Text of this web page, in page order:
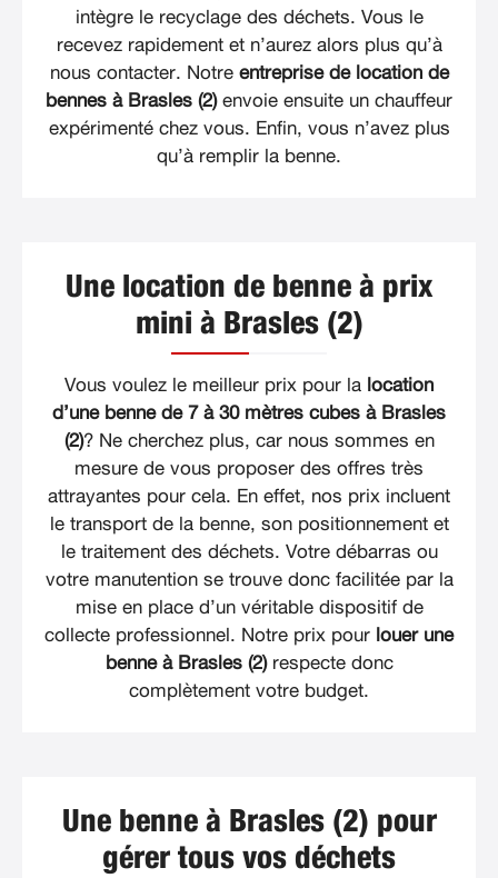
intègre le recyclage des déchets. Vous le
recevez rapidement et n’aurez alors plus qu’à
nous contacter. Notre entreprise de location de
bennes à Brasles (2)envoie ensuite un chauffeur
expérimenté chez vous. Enfin, vous n’avez plus
qu’à remplir la benne.
Une location de benne à prix
mini à Brasles (2)
Vous voulez le meilleur prix pour la location
d’une benne de 7 à 30 mètres cubes à Brasles
(2)? Ne cherchez plus, car nous sommes en
mesure de vous proposer des offres très
attrayantes pour cela. En effet, nos prix incluent
le transport de la benne, son positionnement et
le traitement des déchets. Votre débarras ou
votre manutention se trouve donc facilitée par la
mise en place d’un véritable dispositif de
collecte professionnel. Notre prix pour louer une
benne à Brasles (2)respecte donc
complètement votre budget.
Une benne à Brasles (2) pour
gérer tous vos déchets